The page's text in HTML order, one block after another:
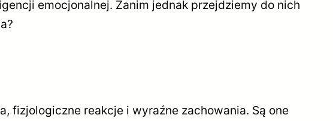
emocjonalnej. Zanim jednak przejdziemy do nich
fizjologiczne reakcje i wyraźne zachowania. Są one